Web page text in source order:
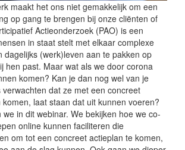
maakt het ons niet gemakkelijk om een
op gang te brengen bij onze cliënten of
Actieonderzoek (PAO) is een
in staat stelt met elkaar complexe
dagelijks (werk)leven aan te pakken op
hen past. Maar wat als we door corona
komen? Kan je dan nog wel van je
verwachten dat ze met een concreet
laat staan dat uit kunnen voeren?
in dit webinar. We bekijken hoe we co-
online kunnen faciliteren die
om tot een concreet actieplan te komen,